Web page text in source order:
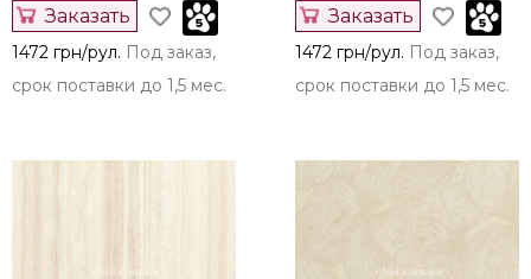
Заказать
1472 грн/рул. Под заказ,
срок поставки до 1,5 мес.
Заказать
1472 грн/рул. Под заказ,
срок поставки до 1,5 мес.